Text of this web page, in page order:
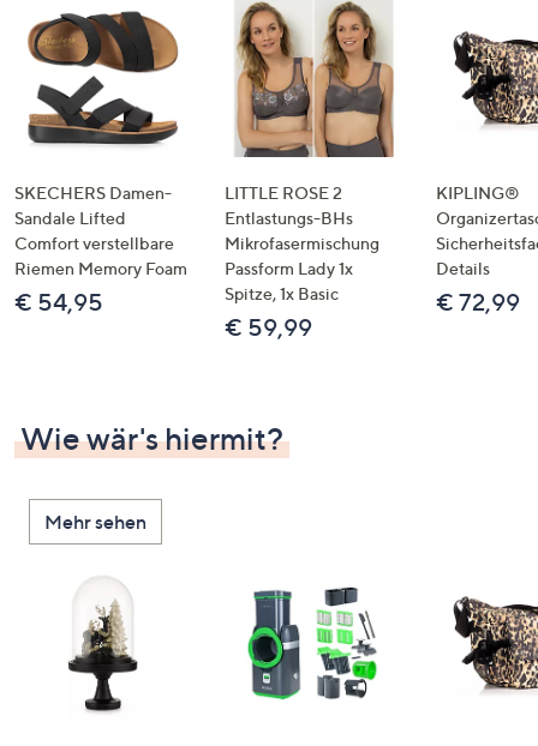
SKECHERS Damen-
Sandale Lifted
Comfort verstellbare
Riemen Memory Foam
€ 54,95
LITTLE ROSE 2
Entlastungs-BHs
Mikrofasermischung
Passform Lady 1x
Spitze, 1x Basic
€ 59,99
KIPLING®
Details
€ 72,99
Wie wär's hiermit?
Mehr sehen